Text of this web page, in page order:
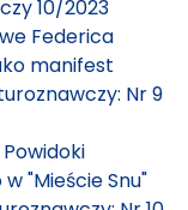
10/2023
Federica
manifest
Nr 9
Powidoki
"Mieście Snu"